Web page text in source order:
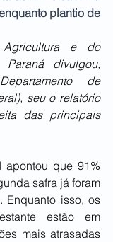
plantio de
e do
Paraná divulgou,
de
seu o relatório
das principais
apontou que 91%
safra já foram
Enquanto isso, os
estão em
mais atrasadas